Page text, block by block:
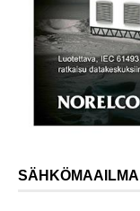
SÄHKÖMAAILMA